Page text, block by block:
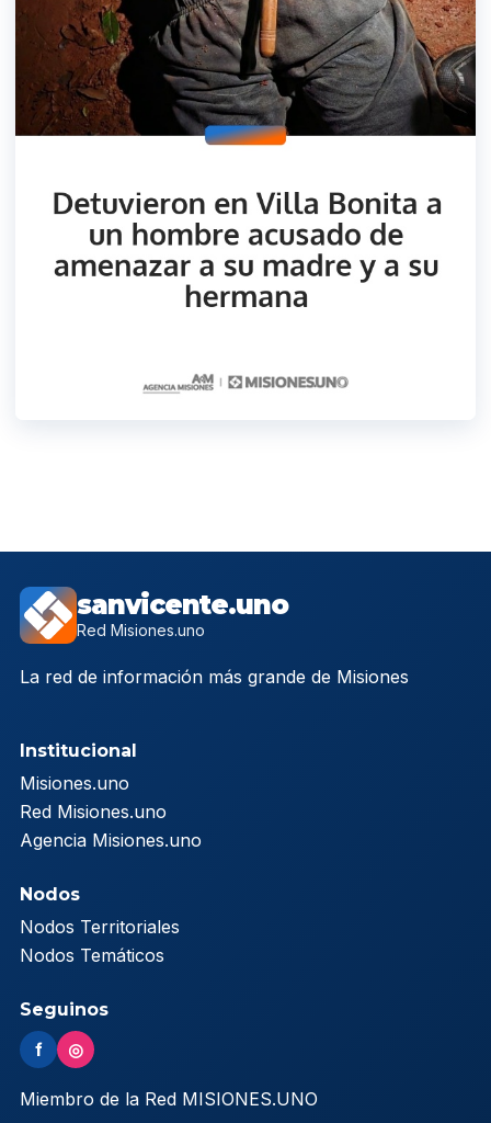
sanvicente.uno
Red Misiones.uno
La red de información más grande de Misiones
Institucional
Misiones.uno
Red Misiones.uno
Agencia Misiones.uno
Nodos
Nodos Territoriales
Nodos Temáticos
Seguinos
f ◎
Miembro de la Red MISIONES.UNO